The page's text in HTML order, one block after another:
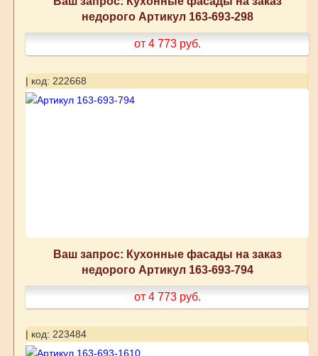
недорого Артикул 163-693-298
от 4 773 руб.
| код: 222668
Ваш запрос: Кухонные фасады на заказ
недорого Артикул 163-693-794
от 4 773 руб.
| код: 223484